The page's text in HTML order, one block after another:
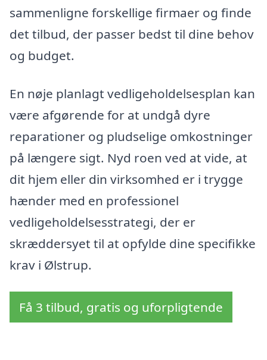
sammenligne forskellige firmaer og finde
det tilbud, der passer bedst til dine behov
og budget.
En nøje planlagt vedligeholdelsesplan kan
være afgørende for at undgå dyre
reparationer og pludselige omkostninger
på længere sigt. Nyd roen ved at vide, at
dit hjem eller din virksomhed er i trygge
hænder med en professionel
vedligeholdelsesstrategi, der er
skræddersyet til at opfylde dine specifikke
krav i Ølstrup.
Få 3 tilbud, gratis og uforpligtende